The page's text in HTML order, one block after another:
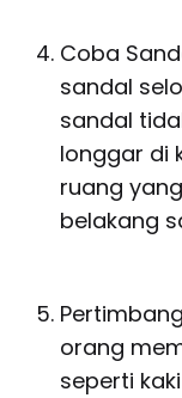
Coba
sandal
sandal
longgar di
ruang
belakang
orang
seperti